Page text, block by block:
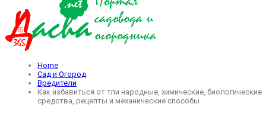
Home
Сад и Огород
Вредители
Как избавиться от тли народные, химические, биологические
средства, рецепты и механические способы